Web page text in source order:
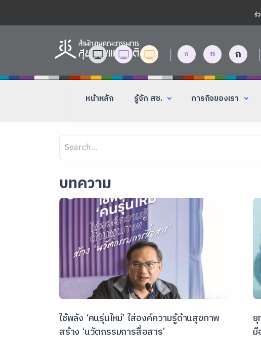
| ก ก ก |
หน้าหลัก รู้จัก สช. ภารกิจของเรา
บทความ
ใช้พลัง ‘คนรุ่นใหม่’ ใส่องค์ความรู้ด้านสุขภาพ
สร้าง ‘นวัตกรรมการสื่อสาร’